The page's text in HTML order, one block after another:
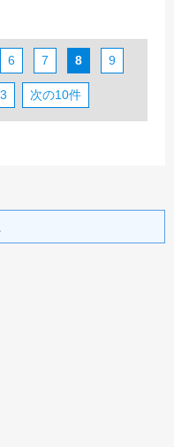
6 7 8 9
次の10件